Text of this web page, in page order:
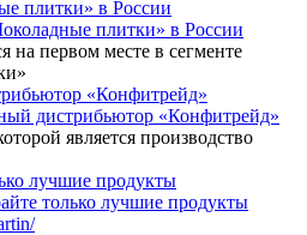
плитки» в России
на первом месте в сегменте
дистрибьютор «Конфитрейд»
является производство
только лучшие продукты